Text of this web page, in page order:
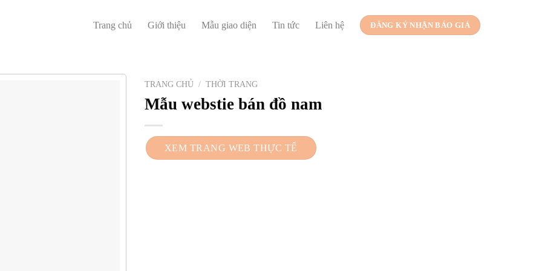
Trang chủ Giới thiệu Mẫu giao diện Tin tức Liên hệ ĐĂNG KÝ NHẬN BÁO GIÁ
TRANG CHỦ / THỜI TRANG
Mẫu webstie bán đồ nam
XEM TRANG WEB THỰC TẾ